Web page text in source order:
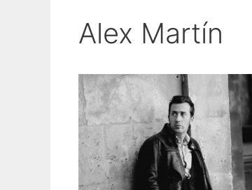
Alex Martín